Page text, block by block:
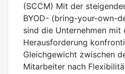
(SCCM) Mit der
BYOD- (bring-your-own-
sind die Unternehmen mit
Herausforderung
Gleichgewicht zwischen
Mitarbeiter nach